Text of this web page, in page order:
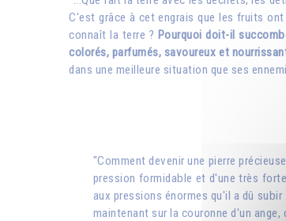
C'est grâce à cet engrais que les fruits
connaît la terre ? Pourquoi doit-il
colorés, parfumés, savoureux et
dans une meilleure situation que ses
"Comment devenir une pierre
pression formidable et d'une très
aux pressions énormes qu'il a dû
maintenant sur la couronne d'un ange,